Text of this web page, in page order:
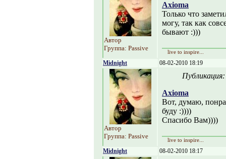
Автор
Группа: Passive
Axioma
Только что
могу, так как
бывают :)))
live to inspire...
Midnight 08-02-2010 18:19
Автор
Группа: Passive
Axioma
Вот, думаю,
буду :))))
Спасибо Вам))))
live to inspire...
Midnight 08-02-2010 18:17